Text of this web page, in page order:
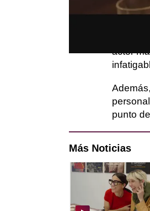
actor
punto
Más Noticias